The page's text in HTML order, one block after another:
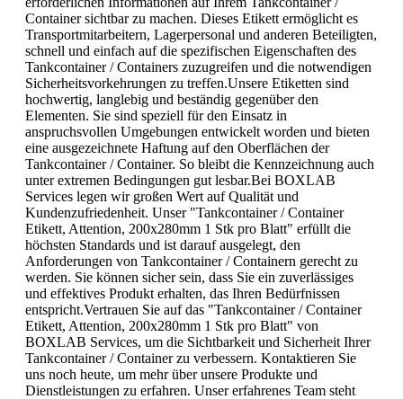
Container sichtbar zu machen. Dieses Etikett ermöglicht es
Transportmitarbeitern, Lagerpersonal und anderen Beteiligten,
schnell und einfach auf die spezifischen Eigenschaften des
Tankcontainer / Containers zuzugreifen und die notwendigen
Sicherheitsvorkehrungen zu treffen.Unsere Etiketten sind
hochwertig, langlebig und beständig gegenüber den
Elementen. Sie sind speziell für den Einsatz in
anspruchsvollen Umgebungen entwickelt worden und bieten
eine ausgezeichnete Haftung auf den Oberflächen der
Tankcontainer / Container. So bleibt die Kennzeichnung auch
unter extremen Bedingungen gut lesbar.Bei BOXLAB
Services legen wir großen Wert auf Qualität und
Kundenzufriedenheit. Unser "Tankcontainer / Container
Etikett, Attention, 200x280mm 1 Stk pro Blatt" erfüllt die
höchsten Standards und ist darauf ausgelegt, den
Anforderungen von Tankcontainer / Containern gerecht zu
werden. Sie können sicher sein, dass Sie ein zuverlässiges
und effektives Produkt erhalten, das Ihren Bedürfnissen
entspricht.Vertrauen Sie auf das "Tankcontainer / Container
Etikett, Attention, 200x280mm 1 Stk pro Blatt" von
BOXLAB Services, um die Sichtbarkeit und Sicherheit Ihrer
Tankcontainer / Container zu verbessern. Kontaktieren Sie
uns noch heute, um mehr über unsere Produkte und
Dienstleistungen zu erfahren. Unser erfahrenes Team steht